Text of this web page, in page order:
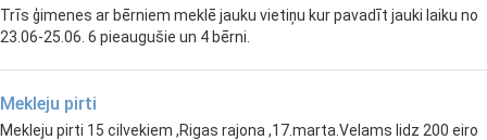
Trīs ģimenes ar bērniem meklē jauku vietiņu kur pavadīt jauki laiku no
23.06-25.06. 6 pieaugušie un 4 bērni.
Mekleju pirti
Mekleju pirti 15 cilvekiem ,Rigas rajona ,17.marta.Velams lidz 200 eiro